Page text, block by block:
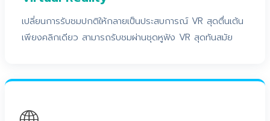
เปลี่ยนการรับชมปกติให้กลายเป็นประสบการณ์ VR สุดตื่นเต้น
เพียงคลิกเดียว สามารถรับชมผ่านชุดหูฟัง VR สุดทันสมัย